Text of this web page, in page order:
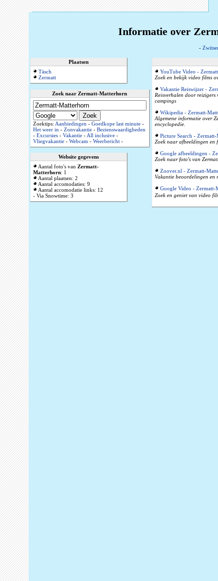
Informatie over
-
Plaatsen
Täsch
Zermatt
Zoek naar Zermatt-Matterhorn
Zoektips: Aanbiedingen- Goedkope last minute-
Het weer in- Zonvakantie- Bezienswaardigheden
- Excursies- Vakantie-All inclusive-
Vliegvakantie- Webcam- Weerbericht-
Website gegevens
Aantal foto's van Zermatt-
Matterhorn: 1
Aantal plaatsen: 2
Aantal accomodaties: 9
Aantal accomodatie links: 12
- Via Snowtime: 3
YouTube Video -
Zoek en bekijk video films
Vakantie Reiswijzer -
Reisverhalen door reizigers
campings
Wikipedia - Zermatt-
Algemene informatie over
encyclopedie.
Picture Search -
Zoek naar afbeeldingen en
Google afbeeldingen -
Zoek naar foto's van
Zoover.nl - Zermatt-
Vakantie beoordelingen en
Google Video - Zermatt-
Zoek en geniet van video